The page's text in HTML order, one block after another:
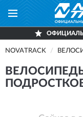
NOVATRACK
ВЕЛОСИПЕДЫ